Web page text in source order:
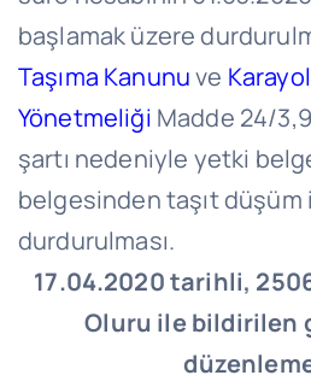
başlamak üzere
Taşıma Kanunuve
Yönetmeliği Madde 24/
şartı nedeniyle yetki
belgesinden taşıt düşüm
durdurulması.
17.04.2020 tarihli,
Oluru ile bildirilen